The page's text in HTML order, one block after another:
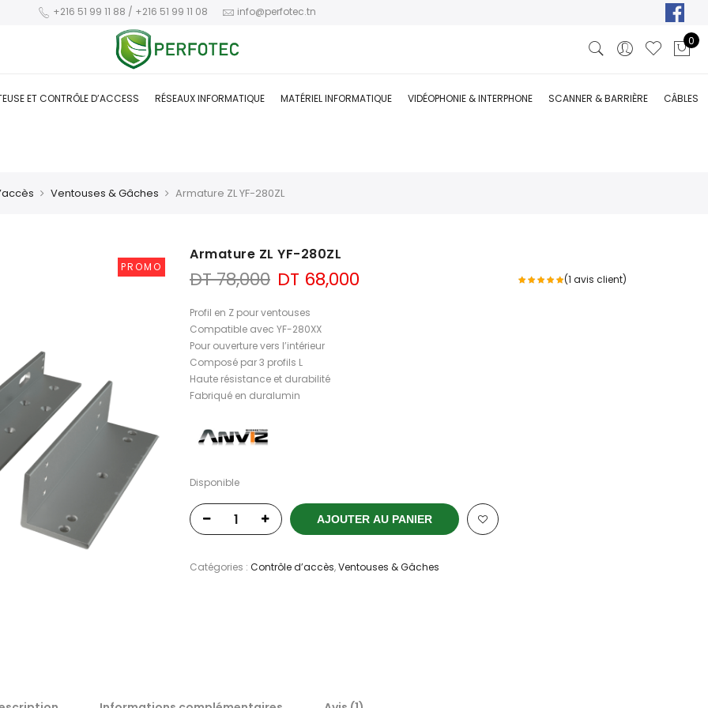
+216 51 99 11 88 / +216 51 99 11 08 info@perfotec.tn
0
ET CONTRÔLE D’ACCESS RÉSEAUX INFORMATIQUE MATÉRIEL INFORMATIQUE VIDÉOPHONIE & INTERPHONE SCANNER & BARRIÈRE CÂBLES
Ventouses & Gâches Armature ZL YF-280ZL
PROMO
Armature ZL YF-280ZL
(1 avis client)
DT78,000 Le
initial
était :
DT 78,000.
DT 68,000
Profil en Z pour ventouses
Compatible avec YF-280XX
Pour ouverture vers l’intérieur
Composé par 3 profils L
Haute résistance et durabilité
Fabriqué en duralumin
Disponible
AJOUTER AU PANIER
Catégories : Contrôle d’accès,Ventouses & Gâches